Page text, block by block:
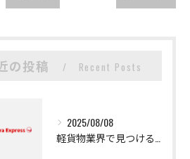
の投稿 Recent Posts
2025/08/08